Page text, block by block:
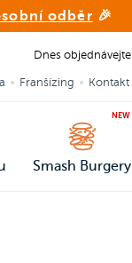
odběr 🎉
Dnes objednávejte
Franšízing Kontakt
Smash Burgery
NEW